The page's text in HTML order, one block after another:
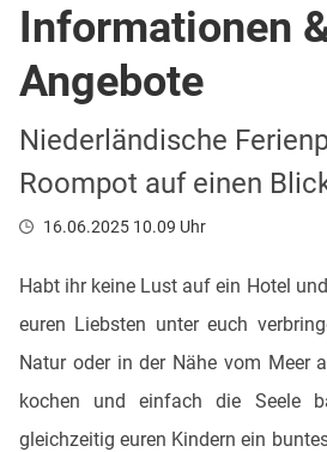
KREDITKARTEN
REISEBLOG
Informationen
Angebote
Niederländische
Roompot auf einen
16.06.2025 10.09 Uhr
Habt ihr keine Lust auf ein Hotel
euren Liebsten unter euch
Natur oder in der Nähe vom Meer
kochen und einfach die Seele
gleichzeitig euren Kindern ein